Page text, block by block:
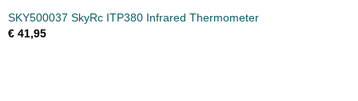
SKY500037 SkyRc ITP380 Infrared Thermometer
€ 41,95